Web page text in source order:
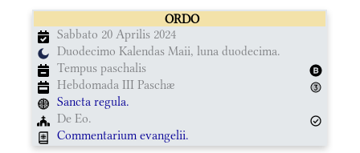
ORDO
Sabbato 20 Aprilis 2024
Duodecimo Kalendas Maii, luna duodecima.
Tempus paschalis
Hebdomada III Paschæ
Sancta regula.
De Eo.
Commentarium evangelii.